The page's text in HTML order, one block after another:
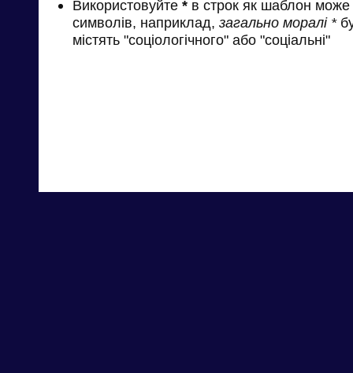
Використовуйте * в строк як шаблон може
символів, наприклад, загально моралі *
містять "соціологічного" або "соціальні"